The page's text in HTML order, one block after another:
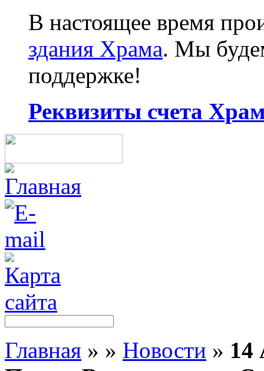
В настоящее время
здания Храма. Мы
поддержке!
Реквизиты счета
Главная » » Новости » 14